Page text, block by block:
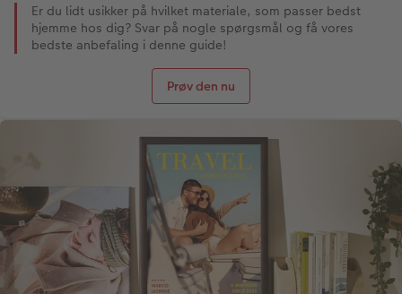
Er du lidt usikker på hvilket materiale, som passer bedst
hjemme hos dig? Svar på nogle spørgsmål og få vores
bedste anbefaling i denne guide!
Prøv den nu